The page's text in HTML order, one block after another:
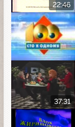
22:46
37:31